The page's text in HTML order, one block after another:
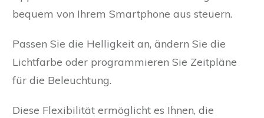
bequem von Ihrem Smartphone aus steuern.
Passen Sie die Helligkeit an, ändern Sie die
Lichtfarbe oder programmieren Sie Zeitpläne
für die Beleuchtung.
Diese Flexibilität ermöglicht es Ihnen, die